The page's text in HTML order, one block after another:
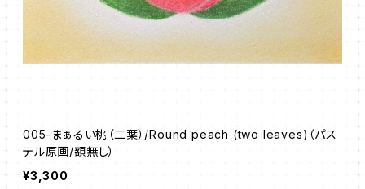
005-まぁるい桃（二葉）/Round peach (two leaves)（パス
テル原画/額無し）
¥3,300